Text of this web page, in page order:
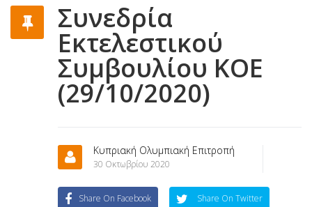
Συνεδρία
Εκτελεστικού
Συμβουλίου ΚΟΕ
(29/10/2020)
Κυπριακή Ολυμπιακή Επιτροπή
30 Οκτωβρίου 2020
Share On Facebook Share On Twitter